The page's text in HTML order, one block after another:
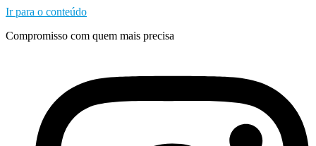
Ir para o conteúdo
Compromisso com quem mais precisa